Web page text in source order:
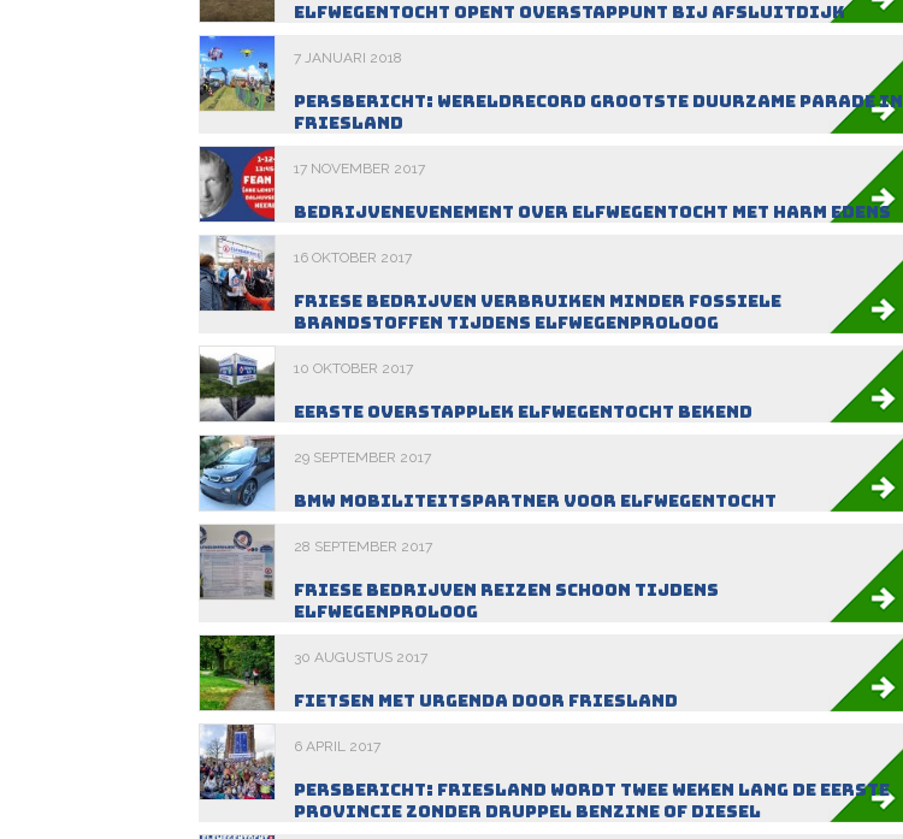
Elfwegentocht opent overstappunt bij Afsluitdijk
7 JANUARI 2018
Persbericht: wereldrecord grootste duurzame parade in
Friesland
17 NOVEMBER 2017
Bedrijvenevenement over Elfwegentocht met Harm Edens
16 OKTOBER 2017
Friese bedrijven verbruiken minder fossiele
brandstoffen tijdens Elfwegenproloog
10 OKTOBER 2017
Eerste overstapplek Elfwegentocht bekend
29 SEPTEMBER 2017
BMW mobiliteitspartner voor Elfwegentocht
28 SEPTEMBER 2017
Friese bedrijven reizen schoon tijdens
Elfwegenproloog
30 AUGUSTUS 2017
Fietsen met Urgenda door Friesland
6 APRIL 2017
Persbericht: Friesland wordt twee weken lang de eerste
provincie zonder druppel benzine of diesel